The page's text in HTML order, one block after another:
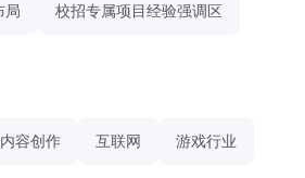
局 校招专属项目经验强调区
容创作 互联网 游戏行业